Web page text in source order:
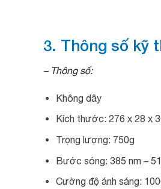
3. Thông số kỹ
– Thông số:
Không dây
Kích thước: 276 x 28 x
Trọng lượng: 750g
Bước sóng: 385 nm –
Cường độ ánh sáng: